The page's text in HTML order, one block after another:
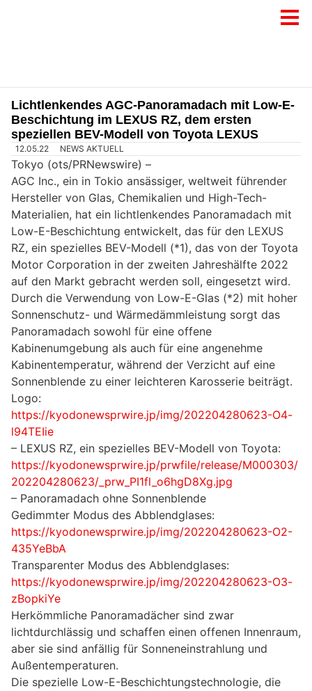
Lichtlenkendes AGC-Panoramadach mit Low-E-
Beschichtung im LEXUS RZ, dem ersten
speziellen BEV-Modell von Toyota LEXUS
12.05.22 NEWS AKTUELL
Tokyo (ots/PRNewswire) –
AGC Inc., ein in Tokio ansässiger, weltweit führender
Hersteller von Glas, Chemikalien und High-Tech-
Materialien, hat ein lichtlenkendes Panoramadach mit
Low-E-Beschichtung entwickelt, das für den LEXUS
RZ, ein spezielles BEV-Modell (*1), das von der Toyota
Motor Corporation in der zweiten Jahreshälfte 2022
auf den Markt gebracht werden soll, eingesetzt wird.
Durch die Verwendung von Low-E-Glas (*2) mit hoher
Sonnenschutz- und Wärmedämmleistung sorgt das
Panoramadach sowohl für eine offene
Kabinenumgebung als auch für eine angenehme
Kabinentemperatur, während der Verzicht auf eine
Sonnenblende zu einer leichteren Karosserie beiträgt.
Logo:
https://kyodonewsprwire.jp/img/202204280623-O4-
l94TEIie
– LEXUS RZ, ein spezielles BEV-Modell von Toyota:
https://kyodonewsprwire.jp/prwfile/release/M000303/
202204280623/_prw_PI1fl_o6hgD8Xg.jpg
– Panoramadach ohne Sonnenblende
Gedimmter Modus des Abblendglases:
https://kyodonewsprwire.jp/img/202204280623-O2-
435YeBbA
Transparenter Modus des Abblendglases:
https://kyodonewsprwire.jp/img/202204280623-O3-
zBopkiYe
Herkömmliche Panoramadächer sind zwar
lichtdurchlässig und schaffen einen offenen Innenraum,
aber sie sind anfällig für Sonneneinstrahlung und
Außentemperaturen.
Die spezielle Low-E-Beschichtungstechnologie, die